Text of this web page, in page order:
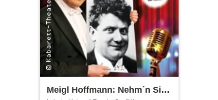
Meigl Hoffmann: Nehm´n Sie